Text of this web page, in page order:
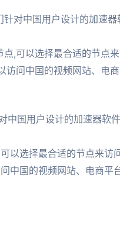
对中国用户设计的加速
,可以选择最合适的节点
访问中国的视频网站、电
中国用户设计的加速器软
以选择最合适的节点来访
中国的视频网站、电商